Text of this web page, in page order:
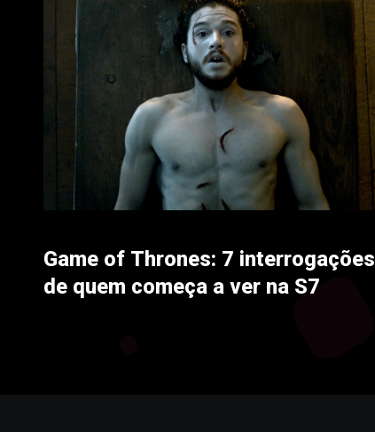
Game of Thrones: 7 interrogações
de quem começa a ver na S7